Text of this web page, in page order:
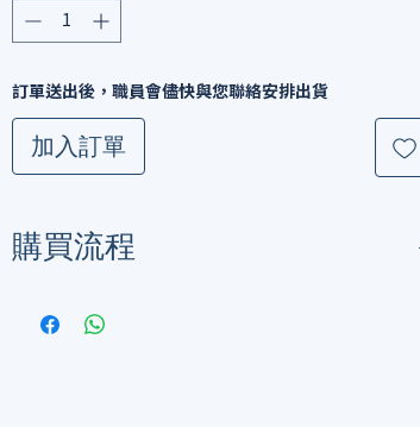
訂單送出後，職員會儘快與您聯絡安排出貨
加入訂單
購買流程
whatsapp / line聯絡工作人員，我們會儘快處理您的訂